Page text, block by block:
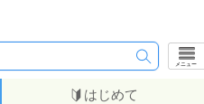
メニュー
はじめて